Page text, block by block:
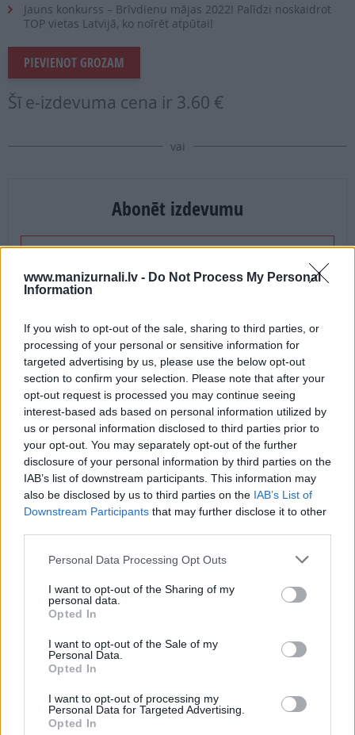
www.manizurnali.lv - Do Not Process My Personal
Information
If you wish to opt-out of the sale, sharing to third parties, or
processing of your personal or sensitive information for
targeted advertising by us, please use the below opt-out
section to confirm your selection. Please note that after your
opt-out request is processed you may continue seeing
interest-based ads based on personal information utilized by
us or personal information disclosed to third parties prior to
your opt-out. You may separately opt-out of the further
disclosure of your personal information by third parties on the
IAB’s list of downstream participants. This information may
also be disclosed by us to third parties on the IAB’s List of
Downstream Participants that may further disclose it to other
Personal Data Processing Opt Outs
I want to opt-out of the Sharing of my
personal data.
Opted In
I want to opt-out of the Sale of my
Personal Data.
Opted In
I want to opt-out of processing my
Personal Data for Targeted Advertising.
Opted In
Jauns konkurss – Brīvdienu mājas 2022! Palīdzi noskaidrot
TOP vietas Latvijā, ko noīrēt atpūtai!
PIEVIENOT GROZAM
Šī e-izdevuma cena ir 3.60 €
vai
Abonēt izdevumu
Drukāts izdevums
Abonēšanas perioda sākums:
2026. gada septembris
Mēnešu skaits:
2 numuri / 13.90 Eur
1 izdevums / 13.90 Eur par izdevumu *
*Visas cenas portālā ManiZurnali.lv norādītas € ar PVN.
Žurnālu izdevumu skaits var atšķirties, kā to nosaka Lietošanas
Seko mums